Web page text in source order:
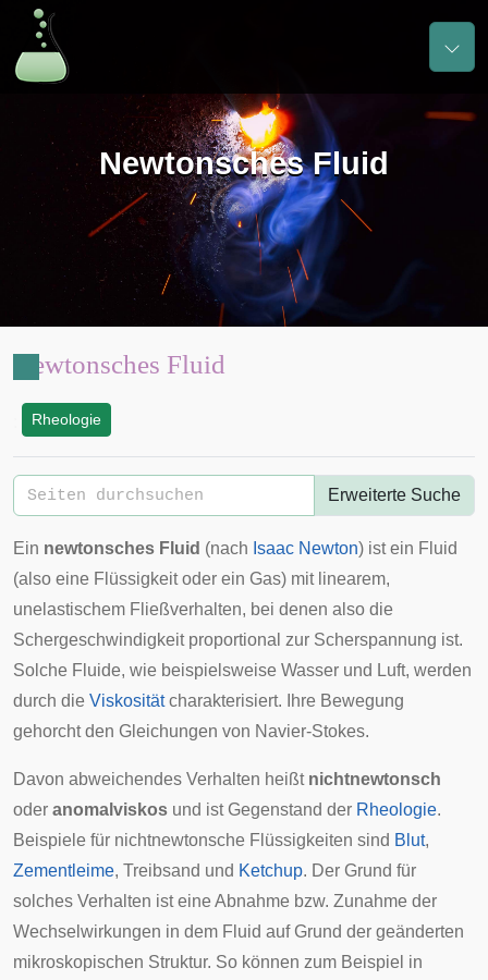
Newtonsches Fluid
Newtonsches Fluid
Rheologie
Erweiterte Suche
Ein newtonsches Fluid (nach Isaac Newton) ist ein Fluid
(also eine Flüssigkeit oder ein Gas) mit linearem,
unelastischem Fließverhalten, bei denen also die
Schergeschwindigkeitproportional zur Scherspannung ist.
Solche Fluide, wie beispielsweise Wasser und Luft, werden
durch die Viskositätcharakterisiert. Ihre Bewegung
gehorcht den Gleichungen von Navier-Stokes.
Davon abweichendes Verhalten heißt nichtnewtonsch
oder anomalviskos und ist Gegenstand der Rheologie.
Beispiele für nichtnewtonsche Flüssigkeiten sind Blut,
Zementleime, Treibsand und Ketchup. Der Grund für
solches Verhalten ist eine Abnahme bzw. Zunahme der
Wechselwirkungen in dem Fluid auf Grund der geänderten
mikroskopischen Struktur. So können zum Beispiel in